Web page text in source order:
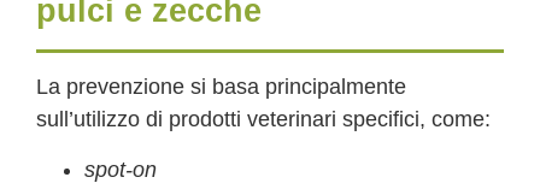
pulci e zecche
La prevenzione si basa principalmente
sull’utilizzo di prodotti veterinari specifici, come:
spot-on